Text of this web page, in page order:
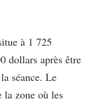
à 1 725
dollars après être
séance. Le
la zone où les